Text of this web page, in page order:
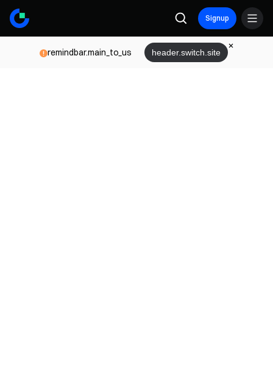
Signup
remindbar.main_to_us header.switch.site